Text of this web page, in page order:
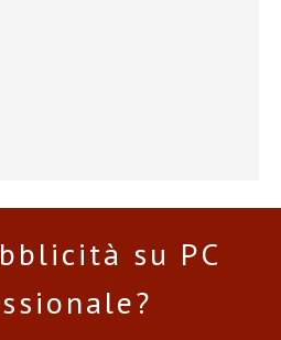
su PC